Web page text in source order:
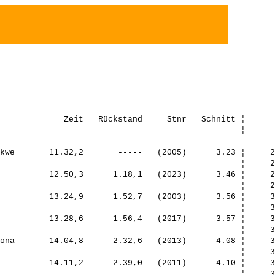
Zeit   Rückstand     Stnr   Schnitt ¦
¦     4.04   13.¦    8.01    9.¦   12.25   10.¦   16.14   12.¦
   13. Team Tempo Sport bikespee Di Bari Elia         Di Bari Christine    Di Bari Noé          Di Bari Valerio          16.20,2      4.48,0   (2022)      4.48 ¦     4.42   19.¦    3.38    5.¦    4.19   15.¦    3.39   16.¦
                                                                                                                                                                ¦     4.42   19.¦    8.21   14.¦   12.40   11.¦   16.20   13.¦
   14. speedy gonzales           Nägeli Marco         Haussmann Lily       Nägeli Laurin        Nägeli Nevio             16.31,9      4.59,7   (2009)      4.51 ¦     4.35   18.¦    4.25   15.¦    4.03   11.¦    3.27   12.¦
                                                                                                                                                                ¦     4.35   18.¦    9.00   17.¦   13.04   15.¦   16.31   14.¦
   15. Gedenklauf für Chidera    Ezeafulukwe Callistu Dovlo Noah           Dovlo Keanu          Colin Lienhard           16.41,9      5.09,7   (2004)      4.54 ¦     4.14   15.¦    4.03   10.¦    4.28   17.¦    3.55   18.¦
                                                                                                                                                                ¦     4.14   15.¦    8.17   12.¦   12.46   13.¦   16.41   15.¦
   16. The Flash's               Enis                 Tomas                Gian                 Stefanie                 16.45,2      5.13,0   (2014)      4.55 ¦     4.08   14.¦    4.52   17.¦    4.18   14.¦    3.25    9.¦
                                                                                                                                                                ¦     4.08   14.¦    9.01   18.¦   13.20   18.¦   16.45   16.¦
   17. Jazzercise Gruppe 3       Annamarie            Bri                  Matea                Nadine                   16.46,2      5.14,0   (2019)      4.55 ¦     4.26   17.¦    4.59   20.¦    3.43    8.¦    3.36   14.¦